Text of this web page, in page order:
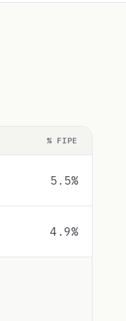
% FIPE
5.5%
4.9%